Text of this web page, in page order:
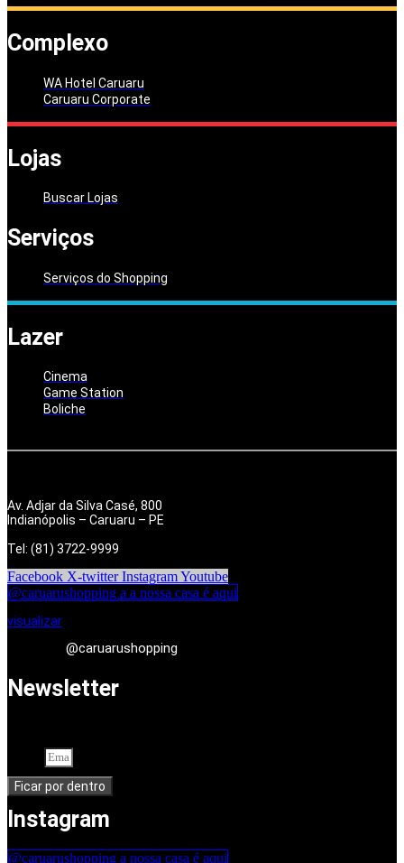
Complexo
WA Hotel Caruaru
Caruaru Corporate
Lojas
Buscar Lojas
Serviços
Serviços do Shopping
Lazer
Cinema
Game Station
Boliche
Av. Adjar da Silva Casé, 800
Indianópolis – Caruaru – PE
Tel: (81) 3722-9999
Facebook X-twitter InstagramYoutube
@caruarushopping a a nossa casa é aqui
visualizar
@caruarushopping
Newsletter
Ficar por dentro
Instagram
@caruarushopping a nossa casa é aqui